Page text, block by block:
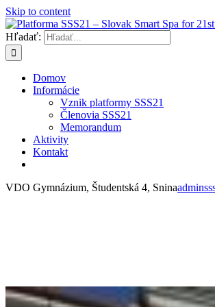
Skip to content
Hľadať:
Domov
Informácie
Vznik platformy SSS21
Členovia SSS21
Memorandum
Aktivity
Kontakt
VDO Gymnázium, Študentská 4, Snina